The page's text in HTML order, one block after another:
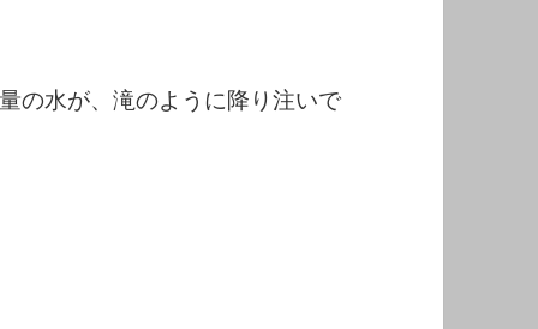
の水が、滝のように降り注いで